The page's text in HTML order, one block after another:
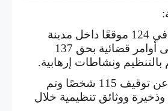
• نُفّذت مداهمات في 124 موقعًا داخل مدينة
إسطنبول، بناءً على أوامر قضائية بحق 137
ونشاطات إرهابية.
• أسفرت العملية عن توقيف 115 شخصًا وتم
ووثائق تنظيمية خلال